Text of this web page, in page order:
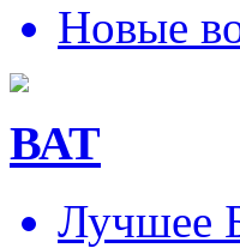
Новые
ВАТ
Лучшее